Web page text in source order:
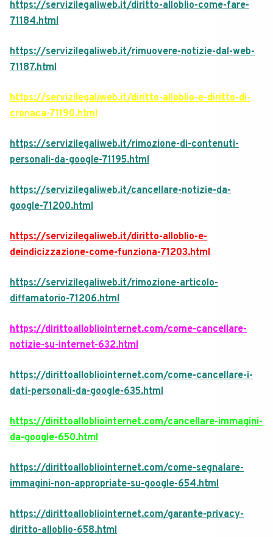
https://servizilegaliweb.it/diritto-alloblio-come-fare-
71184.html
https://servizilegaliweb.it/rimuovere-notizie-dal-web-
71187.html
https://servizilegaliweb.it/diritto-alloblio-e-diritto-di-
cronaca-71190.html
https://servizilegaliweb.it/rimozione-di-contenuti-
personali-da-google-71195.html
https://servizilegaliweb.it/cancellare-notizie-da-
google-71200.html
https://servizilegaliweb.it/diritto-alloblio-e-
deindicizzazione-come-funziona-71203.html
https://servizilegaliweb.it/rimozione-articolo-
diffamatorio-71206.html
https://dirittoallobliointernet.com/come-cancellare-
notizie-su-internet-632.html
https://dirittoallobliointernet.com/come-cancellare-i-
dati-personali-da-google-635.html
https://dirittoallobliointernet.com/cancellare-immagini-
da-google-650.html
https://dirittoallobliointernet.com/come-segnalare-
immagini-non-appropriate-su-google-654.html
https://dirittoallobliointernet.com/garante-privacy-
diritto-alloblio-658.html